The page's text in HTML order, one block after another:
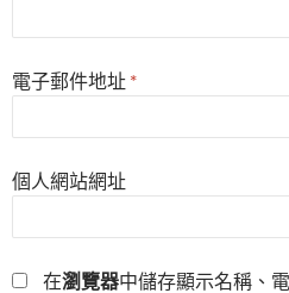
電子郵件地址 *
個人網站網址
在瀏覽器中儲存顯示名稱、